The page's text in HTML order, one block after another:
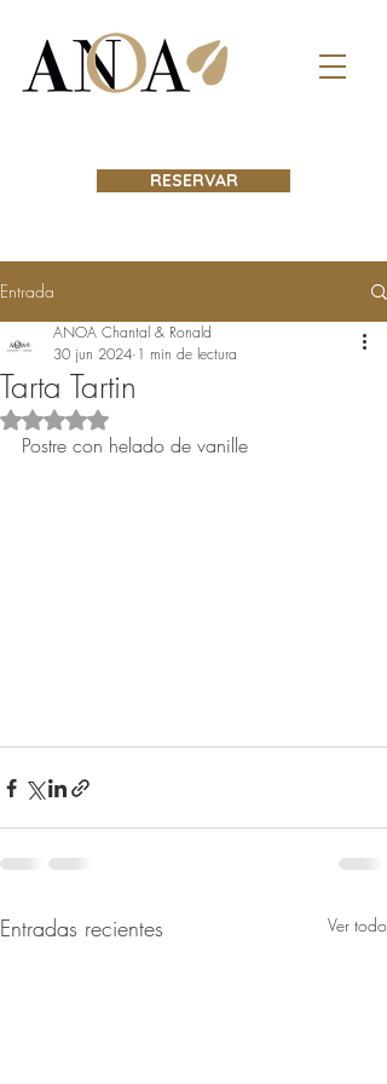
RESERVAR
Entrada
Tarta Tartin
ANOA Chantal & Ronald
30 jun 2024 1 min de lectura
Obtuvo NaN de 5 estrellas.
Postre con helado de vanille
Entradas recientes Ver todo